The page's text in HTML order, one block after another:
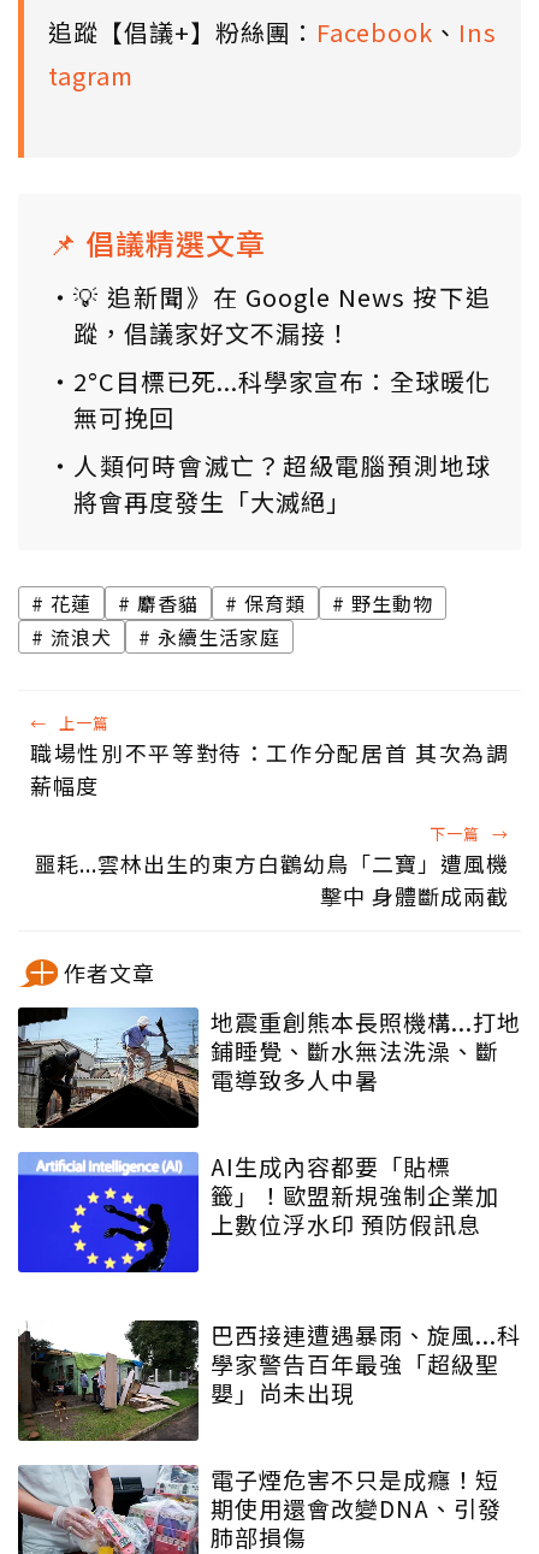
追蹤【倡議+】粉絲團： Facebook 、 Ins
tagram
📌 倡議精選文章
💡 追新聞》在 Google News 按下追
蹤，倡議家好文不漏接！
2°C目標已死...科學家宣布：全球暖化
無可挽回
人類何時會滅亡？超級電腦預測地球
將會再度發生「大滅絕」
花蓮 麝香貓 保育類
野生動物
流浪犬
永續生活家庭
← 上一篇
職場性別不平等對待：工作分配居首 其次為調
薪幅度
下一篇 →
噩耗...雲林出生的東方白鸛幼鳥「二寶」遭風機
擊中 身體斷成兩截
作者文章
地震重創熊本長照機構...打地
鋪睡覺、斷水無法洗澡、斷
電導致多人中暑
AI生成內容都要「貼標
籤」！歐盟新規強制企業加
上數位浮水印 預防假訊息
巴西接連遭遇暴雨、旋風...科
學家警告百年最強「超級聖
嬰」尚未出現
電子煙危害不只是成癮！短
期使用還會改變DNA、引發
肺部損傷